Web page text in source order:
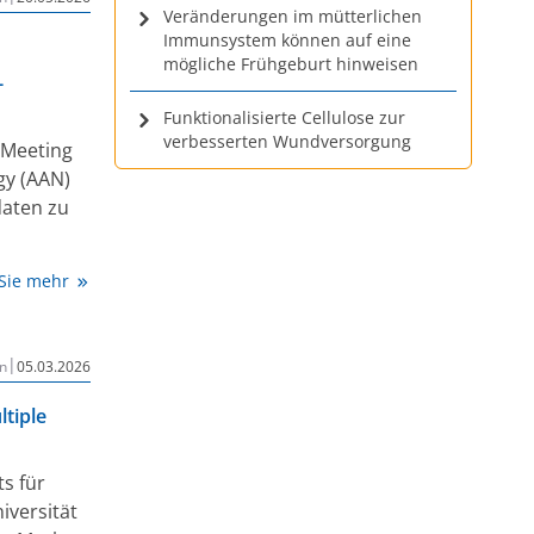
zu
die
(AAN)
zu
Jahren
in der
mehr
|05.03.2026
für
Veränderungen im mütterlichen
Immunsystem können auf eine
mögliche Frühgeburt hinweisen
Funktionalisierte Cellulose zur
verbesserten Wundversorgung